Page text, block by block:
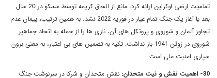
تمامیت ارضی اوکراین ارائه کرد، مانع از الحاق کریمه توسط مسکو در 20 سال
بعد یا آغاز یک جنگ تمام عیار در فوریه 2022 نشد. به همین ترتیب، پیمان عدم
تجاوز آلمان و شوروی و پروتکل های آن، نازی ها را از حمله به اتحاد جماهیر
شوروی در ژوئن 1941 باز نداشت. تکیه به تضمین های بی اعتبار، به معنی برون
سپاری امنیت ملی است.
30- اهمیت نقش و نیت متحدان:
نقش متحدان و شرکا در سرنوشت جنگ